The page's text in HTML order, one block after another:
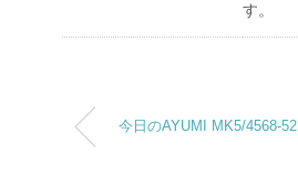
す。
今日のAYUMI MK5/4568-52